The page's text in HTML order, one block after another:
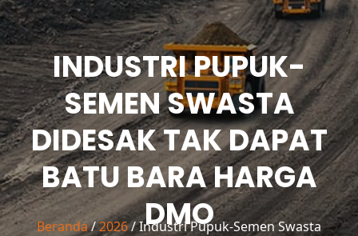
INDUSTRI PUPUK-
SEMEN SWASTA
DIDESAK TAK DAPAT
BATU BARA HARGA
DMO
Beranda/2026/ Industri Pupuk-Semen Swasta